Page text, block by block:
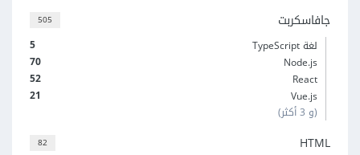
505 جافاسكربت
5
لغة TypeScript
70
Node.js
52
React
21
Vue.js
(و 3 أكثر)
82 HTML